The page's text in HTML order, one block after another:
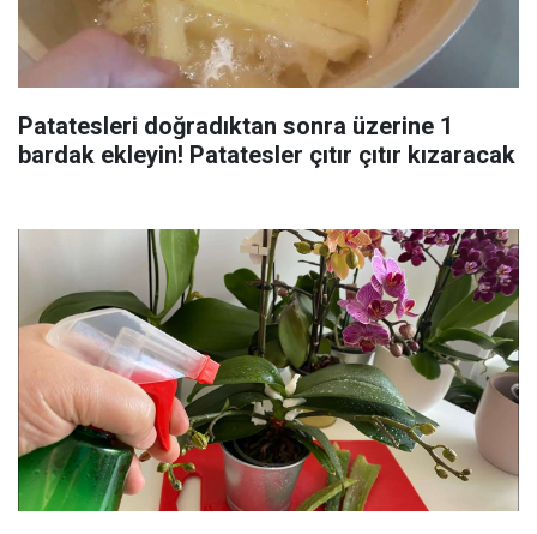
Patatesleri doğradıktan sonra üzerine 1
bardak ekleyin! Patatesler çıtır çıtır kızaracak